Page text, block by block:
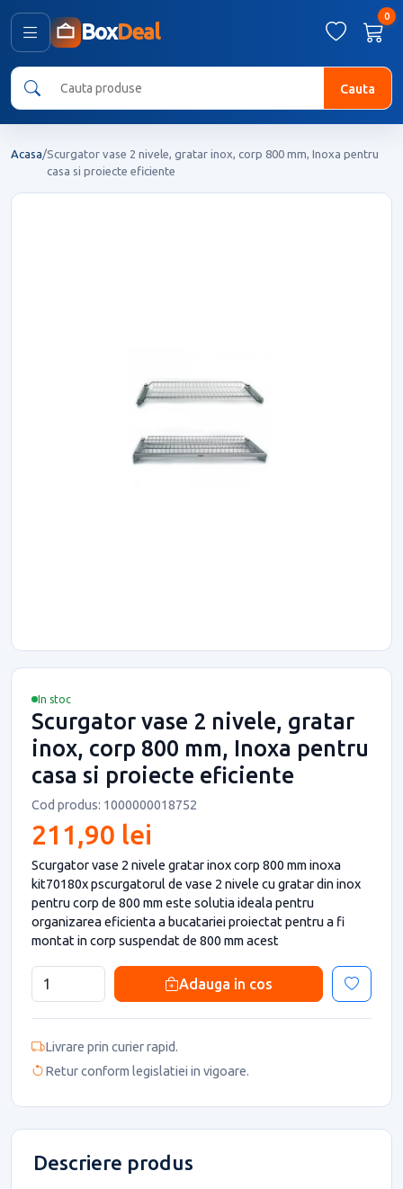
BoxDeal
0
Cauta
Acasa/Scurgator vase 2 nivele, gratar inox, corp 800 mm, Inoxa pentru
casa si proiecte eficiente
In stoc
Scurgator vase 2 nivele, gratar
inox, corp 800 mm, Inoxa pentru
casa si proiecte eficiente
Cod produs: 1000000018752
211,90 lei
Scurgator vase 2 nivele gratar inox corp 800 mm inoxa
kit70180x pscurgatorul de vase 2 nivele cu gratar din inox
pentru corp de 800 mm este solutia ideala pentru
organizarea eficienta a bucatariei proiectat pentru a fi
montat in corp suspendat de 800 mm acest
Adauga in cos
Livrare prin curier rapid.
Retur conform legislatiei in vigoare.
Descriere produs